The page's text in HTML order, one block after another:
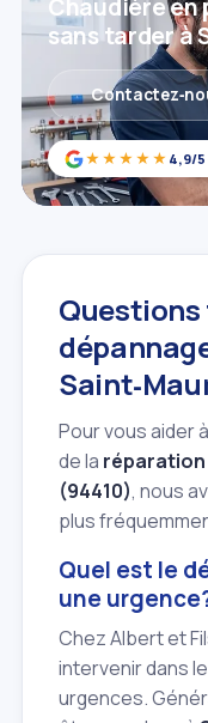
★★★★★ 4,9/5
Chaudière en
sans tarder à
Pour vous aider
de la réparation
(94410), nous
plus
Quel est le
une
Chez Albert et
intervenir dans
urgences.